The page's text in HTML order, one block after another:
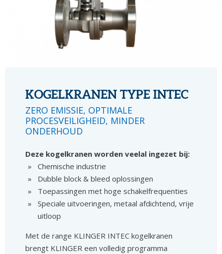
KOGELKRANEN TYPE INTEC
ZERO EMISSIE, OPTIMALE
PROCESVEILIGHEID, MINDER
ONDERHOUD
Deze kogelkranen worden veelal ingezet bij:
Chemische industrie
Dubble block & bleed oplossingen
Toepassingen met hoge schakelfrequenties
Speciale uitvoeringen, metaal afdichtend, vrije
uitloop
Met de range KLINGER INTEC kogelkranen
brengt KLINGER een volledig programma